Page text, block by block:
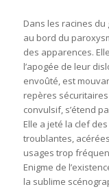
Dans les racines
au bord du
des apparences.
l’apogée de leur
envoûté, est
repères sécuritaires
convulsif, s’étend
Elle a jeté la clef
troublantes,
usages trop
Enigme de
la sublime